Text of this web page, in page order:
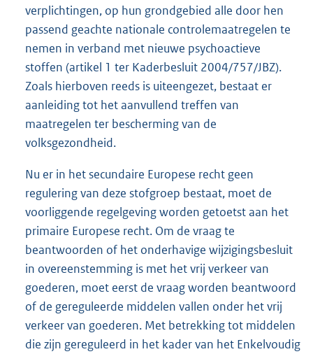
verplichtingen, op hun grondgebied alle door hen
passend geachte nationale controlemaatregelen te
nemen in verband met nieuwe psychoactieve
stoffen (artikel 1 ter Kaderbesluit 2004/757/JBZ).
Zoals hierboven reeds is uiteengezet, bestaat er
aanleiding tot het aanvullend treffen van
maatregelen ter bescherming van de
volksgezondheid.
Nu er in het secundaire Europese recht geen
regulering van deze stofgroep bestaat, moet de
voorliggende regelgeving worden getoetst aan het
primaire Europese recht. Om de vraag te
beantwoorden of het onderhavige wijzigingsbesluit
in overeenstemming is met het vrij verkeer van
goederen, moet eerst de vraag worden beantwoord
of de gereguleerde middelen vallen onder het vrij
verkeer van goederen. Met betrekking tot middelen
die zijn gereguleerd in het kader van het Enkelvoudig